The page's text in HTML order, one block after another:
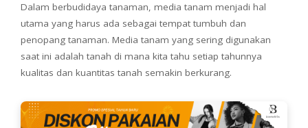
Dalam berbudidaya tanaman, media tanam menjadi hal
utama yang harus ada sebagai tempat tumbuh dan
penopang tanaman. Media tanam yang sering digunakan
saat ini adalah tanah di mana kita tahu setiap tahunnya
kualitas dan kuantitas tanah semakin berkurang.